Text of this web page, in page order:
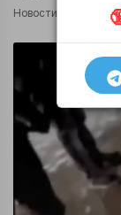
Новости 2 года